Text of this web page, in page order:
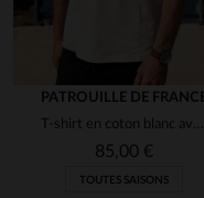
PATROUILLE DE
T-shirt en coton blanc avec logo ailes
85,00 €
TOUTES SAISONS